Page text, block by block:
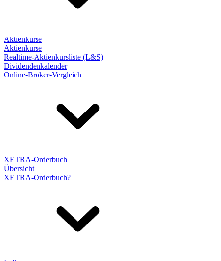
Aktienkurse
Aktienkurse
Realtime-Aktienkursliste (L&S)
Dividendenkalender
Online-Broker-Vergleich
XETRA-Orderbuch
Übersicht
XETRA-Orderbuch?